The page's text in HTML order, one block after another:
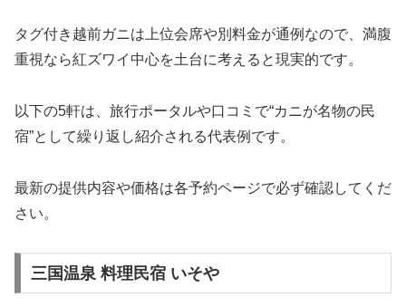
タグ付き越前ガニは上位会席や別料金が通例なので、満腹
重視なら紅ズワイ中心を土台に考えると現実的です。
以下の5軒は、旅行ポータルや口コミで“カニが名物の民
宿”として繰り返し紹介される代表例です。
最新の提供内容や価格は各予約ページで必ず確認してくだ
さい。
三国温泉 料理民宿 いそや